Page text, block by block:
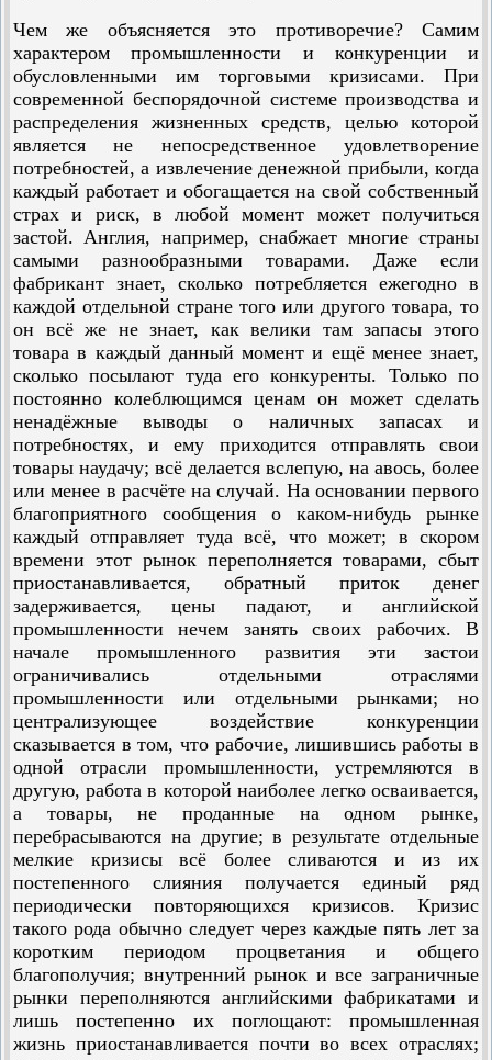
Чем же объясняется это противоречие? Самим
характером промышленности и конкуренции и
обусловленными им торговыми кризисами. При
современной беспорядочной системе производства и
распределения жизненных средств, целью которой
является не непосредственное удовлетворение
потребностей, а извлечение денежной прибыли, когда
каждый работает и обогащается на свой собственный
страх и риск, в любой момент может получиться
застой. Англия, например, снабжает многие страны
самыми разнообразными товарами. Даже если
фабрикант знает, сколько потребляется ежегодно в
каждой отдельной стране того или другого товара, то
он всё же не знает, как велики там запасы этого
товара в каждый данный момент и ещё менее знает,
сколько посылают туда его конкуренты. Только по
постоянно колеблющимся ценам он может сделать
ненадёжные выводы о наличных запасах и
потребностях, и ему приходится отправлять свои
товары наудачу; всё делается вслепую, на авось, более
или менее в расчёте на случай. На основании первого
благоприятного сообщения о каком-нибудь рынке
каждый отправляет туда всё, что может; в скором
времени этот рынок переполняется товарами, сбыт
приостанавливается, обратный приток денег
задерживается, цены падают, и английской
промышленности нечем занять своих рабочих. В
начале промышленного развития эти застои
ограничивались отдельными отраслями
промышленности или отдельными рынками; но
централизующее воздействие конкуренции
сказывается в том, что рабочие, лишившись работы в
одной отрасли промышленности, устремляются в
другую, работа в которой наиболее легко осваивается,
а товары, не проданные на одном рынке,
перебрасываются на другие; в результате отдельные
мелкие кризисы всё более сли­ваются и из их
постепенного слияния получается единый ряд
периодически повторяющихся кризисов. Кризис
такого рода обычно следует через каждые пять лет за
коротким периодом процветания и общего
благополучия; внутренний рынок и все заграничные
рынки переполняются английскими фабрикатами и
лишь постепенно их поглощают: промышленная
жизнь приостанавливается почти во всех отраслях;